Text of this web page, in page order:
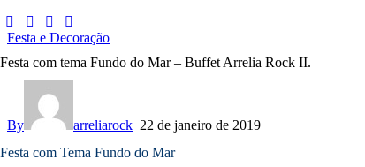
Festa e Decoração
Festa com tema Fundo do Mar – Buffet Arrelia Rock II.
By arreliarock 22 de janeiro de 2019
Festa com Tema Fundo do Mar